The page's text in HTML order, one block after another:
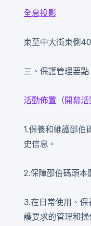
全息投影
東至中大街東側
三、保護管理要點
活動佈置 （開幕活
1.保養和維護邵伯
史信息。
2.保障邵伯碼頭本
3.在日常使用、保
護要求的管理和操